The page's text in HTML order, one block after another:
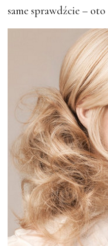
same sprawdźcie – oto